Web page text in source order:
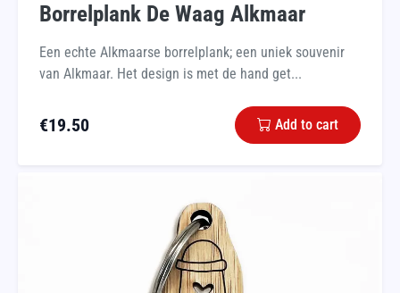
Borrelplank De Waag Alkmaar
Een echte Alkmaarse borrelplank; een uniek souvenir
van Alkmaar. Het design is met de hand get...
€19.50 Add to cart